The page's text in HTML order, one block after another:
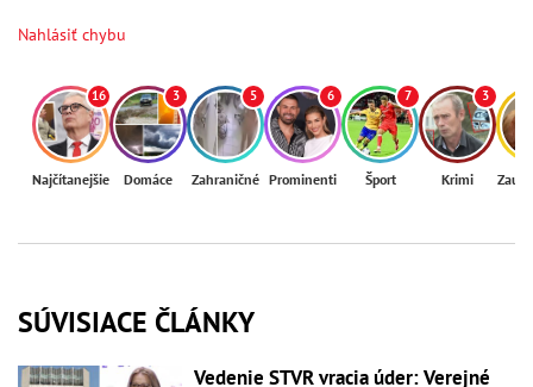
Nahlásiť chybu
16
Najčítanejšie
3
Domáce
5
Zahraničné
6
Prominenti
7
Šport
3
Krimi
SÚVISIACE ČLÁNKY
Vedenie STVR vracia úder: Verejné